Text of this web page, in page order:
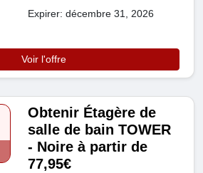
Expirer: décembre 31, 2026
Voir l'offre
Obtenir Étagère de
salle de bain TOWER
- Noire à partir de
77,95€